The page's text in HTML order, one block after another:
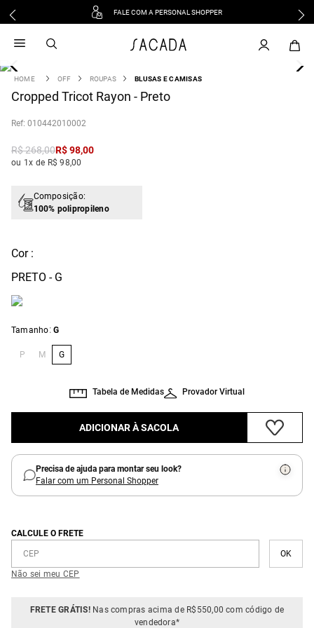
FALE COM A PERSONAL SHOPPER
OFF ROUPAS BLUSAS E CAMISAS
Cropped Tricot Rayon - Preto
: 010442010002
R$268,00R$98,00
ou 1x de R$ 98,00
Composição:
100% polipropileno
Cor :
PRETO - G
Tamanho: G
P M G
Provador Virtual
Tabela de Medidas
ADICIONAR À SACOLA
Precisa de ajuda para montar seu look?
Falar com um Personal Shopper
CALCULE O FRETE
Não sei meu CEP
FRETE GRÁTIS!Nas compras acima de R$550,00 com código de
vendedora*
vestido
3 º blusa
º tricot
º macacão
jeans
vestido curto